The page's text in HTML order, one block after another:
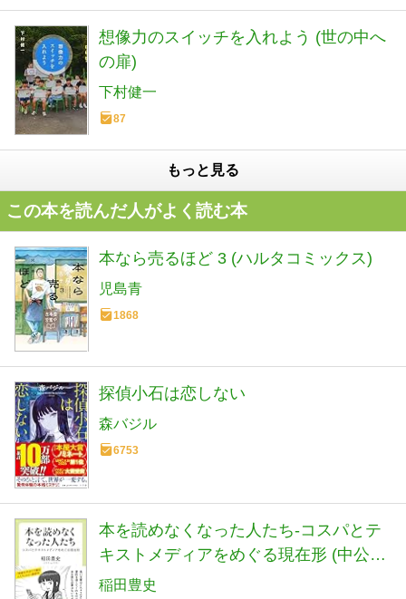
想像力のスイッチを入れよう (世の中へ
の扉)
下村健一
87
もっと見る
この本を読んだ人がよく読む本
本なら売るほど 3 (ハルタコミックス)
児島青
1868
探偵小石は恋しない
森バジル
6753
本を読めなくなった人たち-コスパとテ
キストメディアをめぐる現在形 (中公新
書ラクレ 861)
稲田豊史